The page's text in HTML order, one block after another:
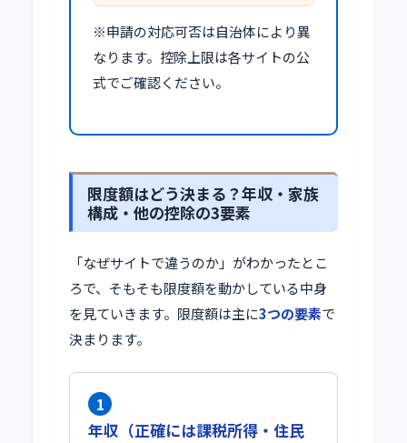
※申請の対応可否は自治体により異
なります。控除上限は各サイトの公
式でご確認ください。
限度額はどう決まる？年収・家族
構成・他の控除の3要素
「なぜサイトで違うのか」がわかったとこ
ろで、そもそも限度額を動かしている中身
を見ていきます。限度額は主に3つの要素で
決まります。
1
年収（正確には課税所得・住民